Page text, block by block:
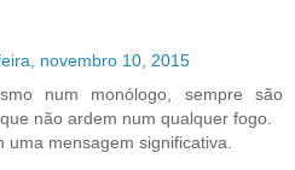
novembro 10, 2015
num monólogo, sempre são
não ardem num qualquer fogo.
uma mensagem significativa.